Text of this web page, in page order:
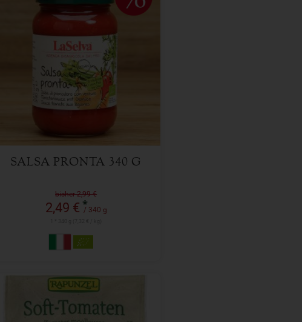
SALSA PRONTA 340 G
bisher 2,99 €
2,49 € *
/ 340 g
340 g
2,49 €